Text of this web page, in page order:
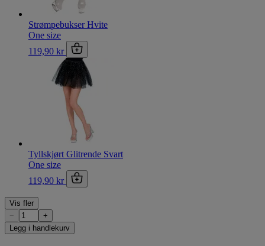
Strømpebukser Hvite
One size
119,90 kr
Tyllskjørt Glitrende Svart
One size
119,90 kr
Vis fler
−
+
Legg i handlekurv